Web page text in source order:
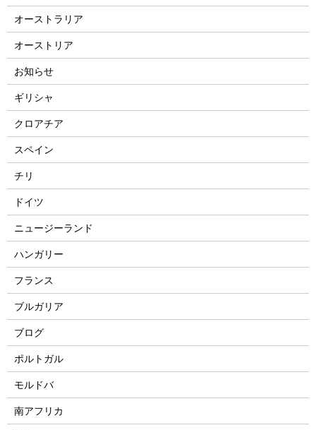
オーストラリア
オーストリア
お知らせ
ギリシャ
クロアチア
スペイン
チリ
ドイツ
ニュージーランド
ハンガリー
フランス
ブルガリア
ブログ
ポルトガル
モルドバ
南アフリカ